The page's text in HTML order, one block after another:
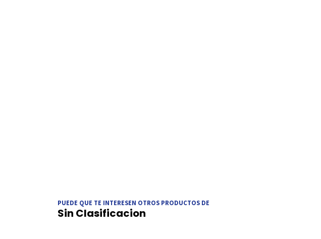
PUEDE QUE TE INTERESEN OTROS PRODUCTOS DE
Sin Clasificacion